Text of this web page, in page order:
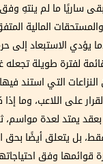
ساريًا ما لم ينتهِ
المالية
يؤدي الاستبعاد
لفترة طويلة
التي استند
على اللاعب، وما
بعقد يمتد لعدة
فقط، بل يتعلق أيضًا
قوائمها وفق